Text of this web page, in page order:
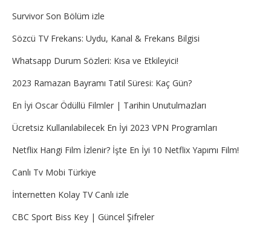
Survivor Son Bölüm izle
Sözcü TV Frekans: Uydu, Kanal & Frekans Bilgisi
Whatsapp Durum Sözleri: Kısa ve Etkileyici!
2023 Ramazan Bayramı Tatil Süresi: Kaç Gün?
En İyi Oscar Ödüllü Filmler | Tarihin Unutulmazları
Ücretsiz Kullanılabilecek En İyi 2023 VPN Programları
Netflix Hangi Film İzlenir? İşte En İyi 10 Netflix Yapımı Film!
Canlı Tv Mobi Türkiye
İnternetten Kolay TV Canlı izle
CBC Sport Biss Key | Güncel Şifreler